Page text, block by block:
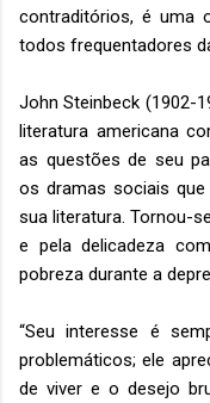
contraditórios, é uma
todos frequentadores
John Steinbeck (1902-
literatura americana
as questões de seu
os dramas sociais
sua literatura. Tornou-
e pela delicadeza
pobreza durante a
“Seu interesse é
problemáticos; ele
de viver e o desejo